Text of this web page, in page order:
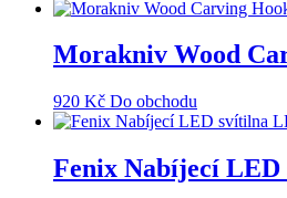
Morakniv Wood
920 Kč Do obchodu
Fenix Nabíjecí